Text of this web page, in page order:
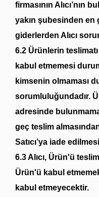
firmasının Alıcı’nın
yakın şubesinden en
giderlerden Alıcı
6.2 Ürünlerin
kabul etmemesi
kimsenin olmaması
sorumluluğundadır.
adresinde
geç teslim
Satıcı’ya iade
6.3 Alıcı, Ürün'ü
Ürün'ü kabul
kabul etmeyecektir.